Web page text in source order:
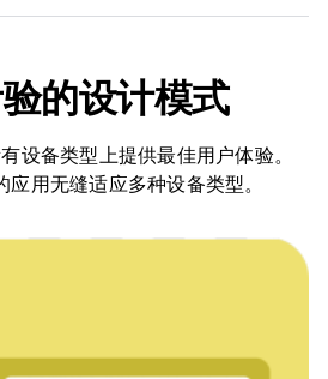
的设计模式
设备类型上提供最佳用户体验。
用无缝适应多种设备类型。